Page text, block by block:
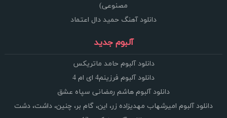
مصنوعی)
دانلود آهنگ حمید دال اعتماد
آلبوم جدید
دانلود آلبوم حامد ماتریکس
دانلود آلبوم فرزینم4 ای ام 4
دانلود آلبوم هاشم رمضانی سپاه عشق
دانلود آلبوم امیرشهاب مهدیزاده زر، این، گام بر، چنین، داشت، دشت